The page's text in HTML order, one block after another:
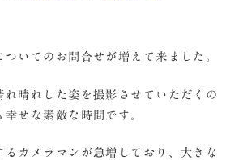
いてのお問合せが増えて来ました。
れ晴れした姿を撮影させていただくの
せな素敵な時間です。
るカメラマンが急増しており、大きな